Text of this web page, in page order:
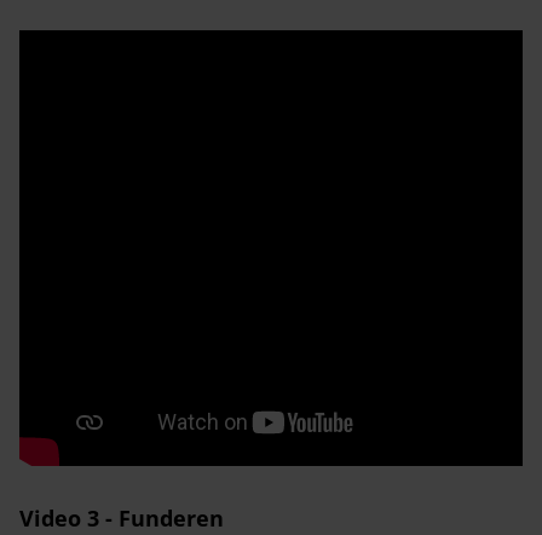
Video 3 - Funderen